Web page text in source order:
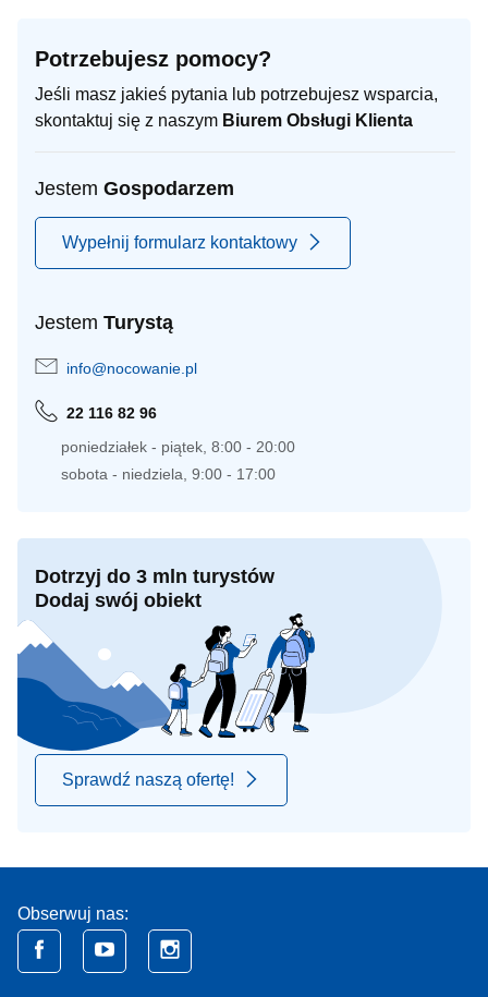
Potrzebujesz pomocy?
Jeśli masz jakieś pytania lub potrzebujesz wsparcia,
skontaktuj się z naszym Biurem Obsługi Klienta
Jestem Gospodarzem
Wypełnij formularz kontaktowy
Jestem Turystą
info@nocowanie.pl
22 116 82 96
poniedziałek - piątek, 8:00 - 20:00
sobota - niedziela, 9:00 - 17:00
Dotrzyj do 3 mln turystów
Dodaj swój obiekt
Sprawdź naszą ofertę!
Obserwuj nas: